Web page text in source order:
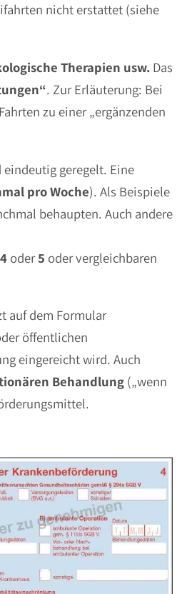
nicht erstattet (siehe
Therapien usw. Das
. Zur Erläuterung: Bei
zu einer „ergänzenden
eindeutig geregelt. Eine
pro Woche). Als Beispiele
behaupten. Auch andere
oder5 oder vergleichbaren
auf dem Formular
öffentlichen
eingereicht wird. Auch
Behandlung („wenn